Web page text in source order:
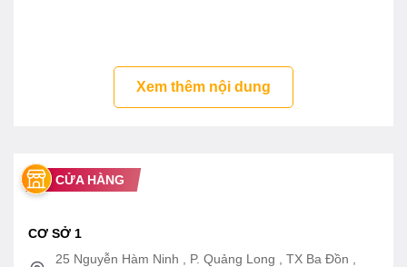
Xem thêm nội dung
CỬA HÀNG
CƠ SỞ 1
25 Nguyễn Hàm Ninh , P. Quảng Long , TX Ba Đồn ,